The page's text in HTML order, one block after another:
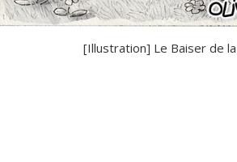
[Illustration] Le Baiser de